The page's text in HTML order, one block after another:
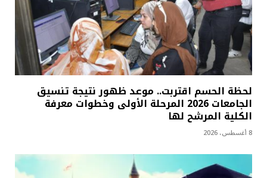
لحظة الحسم اقتربت.. موعد ظهور نتيجة تنسيق
الجامعات 2026 المرحلة الأولى وخطوات معرفة
الكلية المرشح لها
8 أغسطس، 2026